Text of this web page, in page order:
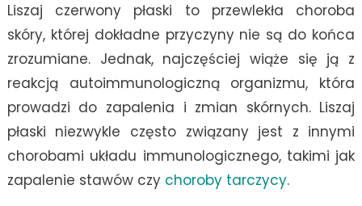
Liszaj czerwony płaski to przewlekła choroba
skóry, której dokładne przyczyny nie są do końca
zrozumiane. Jednak, najczęściej wiąże się ją z
reakcją autoimmunologiczną organizmu, która
prowadzi do zapalenia i zmian skórnych. Liszaj
płaski niezwykle często związany jest z innymi
chorobami układu immunologicznego, takimi jak
zapalenie stawów czy choroby tarczycy.